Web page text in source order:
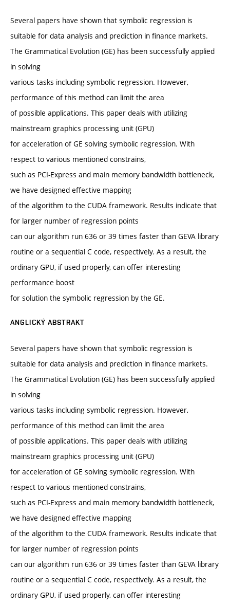
Several papers have shown that symbolic regression is
suitable for data analysis and prediction in finance markets.
The Grammatical Evolution (GE) has been successfully applied
in solving
various tasks including symbolic regression. However,
performance of this method can limit the area
of possible applications. This paper deals with utilizing
mainstream graphics processing unit (GPU)
for acceleration of GE solving symbolic regression. With
respect to various mentioned constrains,
such as PCI-Express and main memory bandwidth bottleneck,
we have designed effective mapping
of the algorithm to the CUDA framework. Results indicate that
for larger number of regression points
can our algorithm run 636 or 39 times faster than GEVA library
routine or a sequential C code, respectively. As a result, the
ordinary GPU, if used properly, can offer interesting
performance boost
for solution the symbolic regression by the GE.
ANGLICKÝ ABSTRAKT
Several papers have shown that symbolic regression is
suitable for data analysis and prediction in finance markets.
The Grammatical Evolution (GE) has been successfully applied
in solving
various tasks including symbolic regression. However,
performance of this method can limit the area
of possible applications. This paper deals with utilizing
mainstream graphics processing unit (GPU)
for acceleration of GE solving symbolic regression. With
respect to various mentioned constrains,
such as PCI-Express and main memory bandwidth bottleneck,
we have designed effective mapping
of the algorithm to the CUDA framework. Results indicate that
for larger number of regression points
can our algorithm run 636 or 39 times faster than GEVA library
routine or a sequential C code, respectively. As a result, the
ordinary GPU, if used properly, can offer interesting